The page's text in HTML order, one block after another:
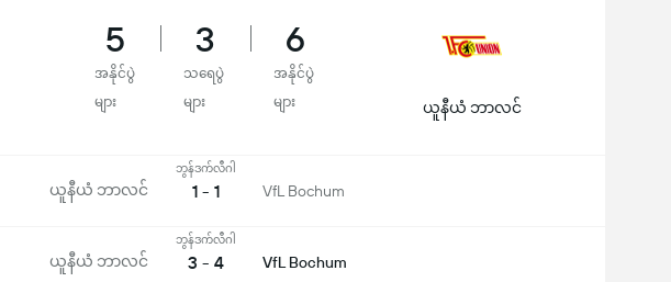
5
အနိုင်ပွဲ
များ
3
သရေပွဲ
များ
6
အနိုင်ပွဲ
များ
ယူနီယံ ဘာလင်
ယူနီယံ ဘာလင်
ဘွန်ဒက်လီဂါ
1 - 1 VfL Bochum
ယူနီယံ ဘာလင်
ဘွန်ဒက်လီဂါ
3 - 4 VfL Bochum